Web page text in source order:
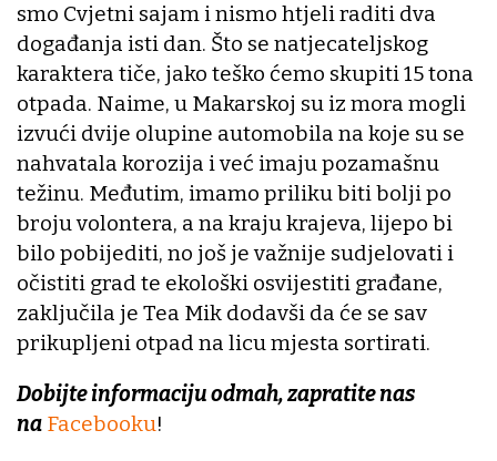
smo Cvjetni sajam i nismo htjeli raditi dva
događanja isti dan. Što se natjecateljskog
karaktera tiče, jako teško ćemo skupiti 15 tona
otpada. Naime, u Makarskoj su iz mora mogli
izvući dvije olupine automobila na koje su se
nahvatala korozija i već imaju pozamašnu
težinu. Međutim, imamo priliku biti bolji po
broju volontera, a na kraju krajeva, lijepo bi
bilo pobijediti, no još je važnije sudjelovati i
očistiti grad te ekološki osvijestiti građane,
zaključila je Tea Mik dodavši da će se sav
prikupljeni otpad na licu mjesta sortirati.
Dobijte informaciju odmah, zapratite nas
na Facebooku!